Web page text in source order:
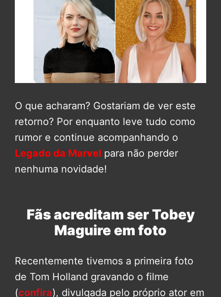
O que acharam? Gostariam de ver este
retorno? Por enquanto leve tudo como
rumor e continue acompanhando o
Legado da Marvel para não perder
nenhuma novidade!
Fãs acreditam ser Tobey
Maguire em foto
Recentemente tivemos a primeira foto
de Tom Holland gravando o filme
(confira), divulgada pelo próprio ator em